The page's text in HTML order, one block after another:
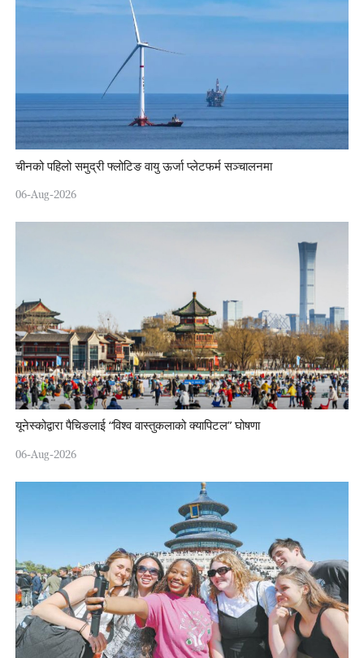
चीनको पहिलो समुद्री फ्लोटिङ वायु ऊर्जा प्लेटफर्म सञ्चालनमा
06-Aug-2026
यूनेस्कोद्वारा पैचिङलाई “विश्व वास्तुकलाको क्यापिटल” घोषणा
06-Aug-2026